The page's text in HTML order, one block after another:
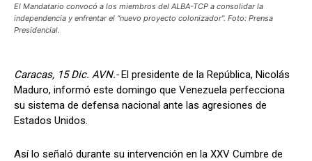
El Mandatario convocó a los miembros del ALBA-TCP a consolidar la
independencia y enfrentar el “nuevo proyecto colonizador”. Foto: Prensa
Presidencial.
Caracas, 15 Dic. AVN.-El presidente de la República, Nicolás
Maduro, informó este domingo que Venezuela perfecciona
su sistema de defensa nacional ante las agresiones de
Estados Unidos.
Así lo señaló durante su intervención en la XXV Cumbre de